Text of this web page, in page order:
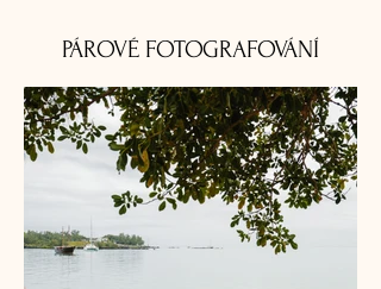
PÁROVÉ FOTOGRAFOVÁNÍ